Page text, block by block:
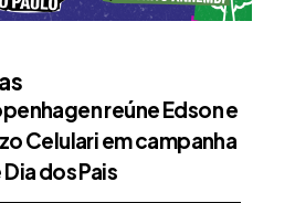
reúne Edson e
Celulari em campanha
dos Pais